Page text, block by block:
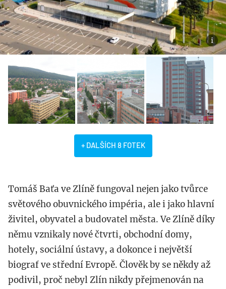
+ DALŠÍCH 8 FOTEK
Tomáš Baťa ve Zlíně fungoval nejen jako tvůrce
světového obuvnického impéria, ale i jako hlavní
živitel, obyvatel a budovatel města. Ve Zlíně díky
němu vznikaly nové čtvrti, obchodní domy,
hotely, sociální ústavy, a dokonce i největší
biograf ve střední Evropě. Člověk by se někdy až
podivil, proč nebyl Zlín nikdy přejmenován na